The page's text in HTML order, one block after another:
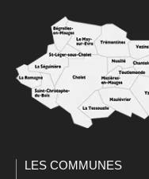
LES COMMUNES